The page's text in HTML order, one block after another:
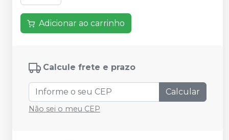
Adicionar ao carrinho
Calcule frete e prazo
Calcular
Não sei o meu CEP